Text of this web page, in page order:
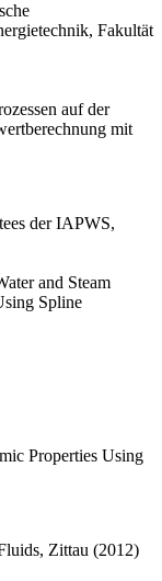
Fakultät
auf der
mit
der IAPWS,
and Steam
Spline
Properties Using
Zittau (2012)